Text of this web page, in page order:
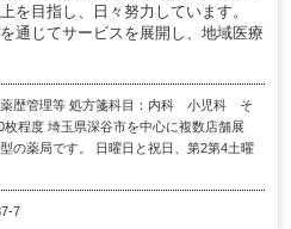
を目指し、日々努力しています。
通じてサービスを展開し、地域医療
薬歴管理等 処方箋科目：内科 小児科 そ
程度 埼玉県深谷市を中心に複数店舗展
の薬局です。 日曜日と祝日、第2第4土曜
7